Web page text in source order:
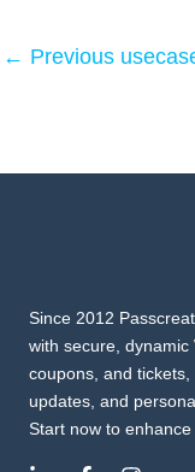
← Previous
Since 2012
with secure, dynamic
coupons, and
updates, and
Start now to